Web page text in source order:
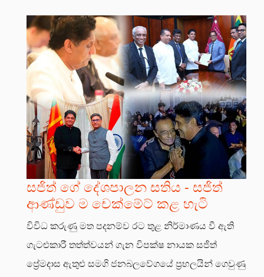
සජිත් ගේ දේශපාලන සතිය - සජිත්
ආණ්ඩුව ම චෙක්මේට් කළ හැටි
විවිධ කරුණු මත පදනම්ව රට තුළ නිර්මාණය වී ඇති
ගැටළුකාරී තත්ත්වයන් ගැන විපක්ෂ නායක සජිත්
ප්‍රේමදාස ඇතුළු සමගි ජනබලවේගයේ ප්‍රභලයින් ගෙවුණු